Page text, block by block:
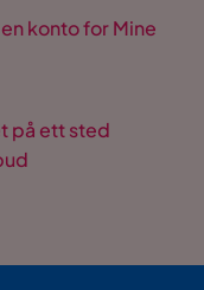
konto for Mine
på ett sted